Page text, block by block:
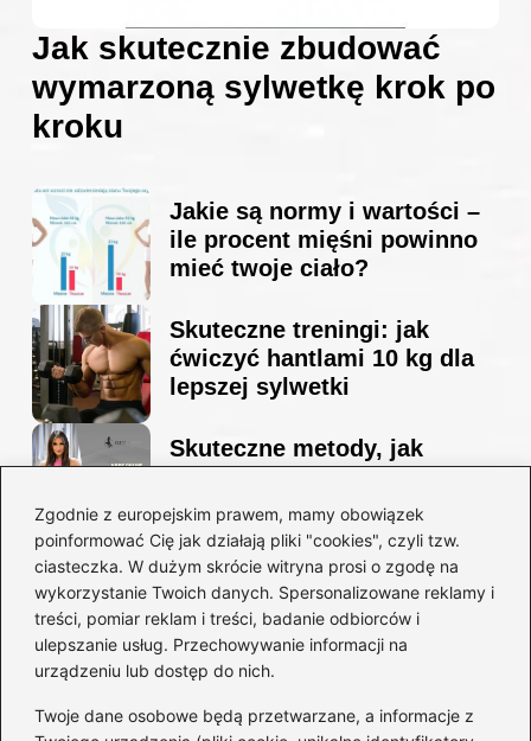
Zgodnie z europejskim prawem, mamy obowiązek
poinformować Cię jak działają pliki "cookies", czyli tzw.
ciasteczka. W dużym skrócie witryna prosi o zgodę na
wykorzystanie Twoich danych. Spersonalizowane reklamy i
treści, pomiar reklam i treści, badanie odbiorców i
ulepszanie usług. Przechowywanie informacji na
urządzeniu lub dostęp do nich.
Twoje dane osobowe będą przetwarzane, a informacje z
Jak skutecznie zbudować
wymarzoną sylwetkę krok po
kroku
Jakie są normy i wartości –
ile procent mięśni powinno
mieć twoje ciało?
Skuteczne treningi: jak
ćwiczyć hantlami 10 kg dla
lepszej sylwetki
Skuteczne metody, jak
sylwetkę w zaledwie 90 dni
Idealny garnitur: jak dobrać
go do swojej sylwetki?
Kategorie